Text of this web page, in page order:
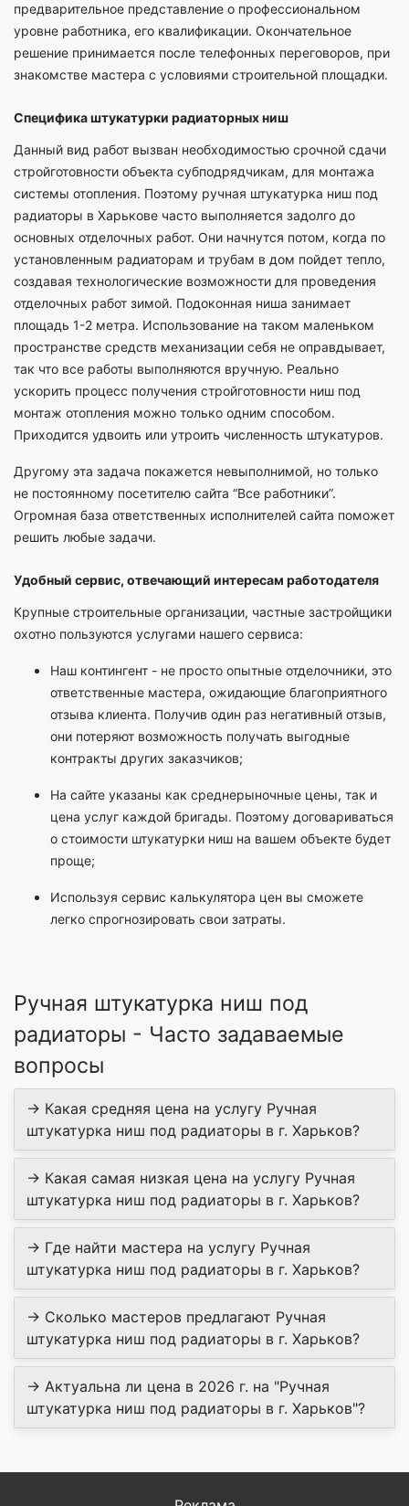
предварительное представление о профессиональном
уровне работника, его квалификации. Окончательное
решение принимается после телефонных переговоров, при
знакомстве мастера с условиями строительной площадки.
Специфика штукатурки радиаторных ниш
Данный вид работ вызван необходимостью срочной сдачи
стройготовности объекта субподрядчикам, для монтажа
системы отопления. Поэтому ручная штукатурка ниш под
радиаторы в Харькове часто выполняется задолго до
основных отделочных работ. Они начнутся потом, когда по
установленным радиаторам и трубам в дом пойдет тепло,
создавая технологические возможности для проведения
отделочных работ зимой. Подоконная ниша занимает
площадь 1-2 метра. Использование на таком маленьком
пространстве средств механизации себя не оправдывает,
так что все работы выполняются вручную. Реально
ускорить процесс получения стройготовности ниш под
монтаж отопления можно только одним способом.
Приходится удвоить или утроить численность штукатуров.
Другому эта задача покажется невыполнимой, но только
не постоянному посетителю сайта “Все работники”.
Огромная база ответственных исполнителей сайта поможет
решить любые задачи.
Удобный сервис, отвечающий интересам работодателя
Крупные строительные организации, частные застройщики
охотно пользуются услугами нашего сервиса:
Наш контингент - не просто опытные отделочники, это
ответственные мастера, ожидающие благоприятного
отзыва клиента. Получив один раз негативный отзыв,
они потеряют возможность получать выгодные
контракты других заказчиков;
На сайте указаны как среднерыночные цены, так и
цена услуг каждой бригады. Поэтому договариваться
о стоимости штукатурки ниш на вашем объекте будет
проще;
Используя сервис калькулятора цен вы сможете
легко спрогнозировать свои затраты.
Ручная штукатурка ниш под
радиаторы - Часто задаваемые
вопросы
→ Какая средняя цена на услугу Ручная
штукатурка ниш под радиаторы в г. Харьков?
→ Какая самая низкая цена на услугу Ручная
штукатурка ниш под радиаторы в г. Харьков?
→ Где найти мастера на услугу Ручная
штукатурка ниш под радиаторы в г. Харьков?
→ Сколько мастеров предлагают Ручная
штукатурка ниш под радиаторы в г. Харьков?
→ Актуальна ли цена в 2026 г. на "Ручная
штукатурка ниш под радиаторы в г. Харьков"?